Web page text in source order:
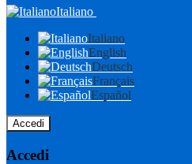
Italiano
Italiano
English
Deutsch
Français
Español
Accedi
Accedi